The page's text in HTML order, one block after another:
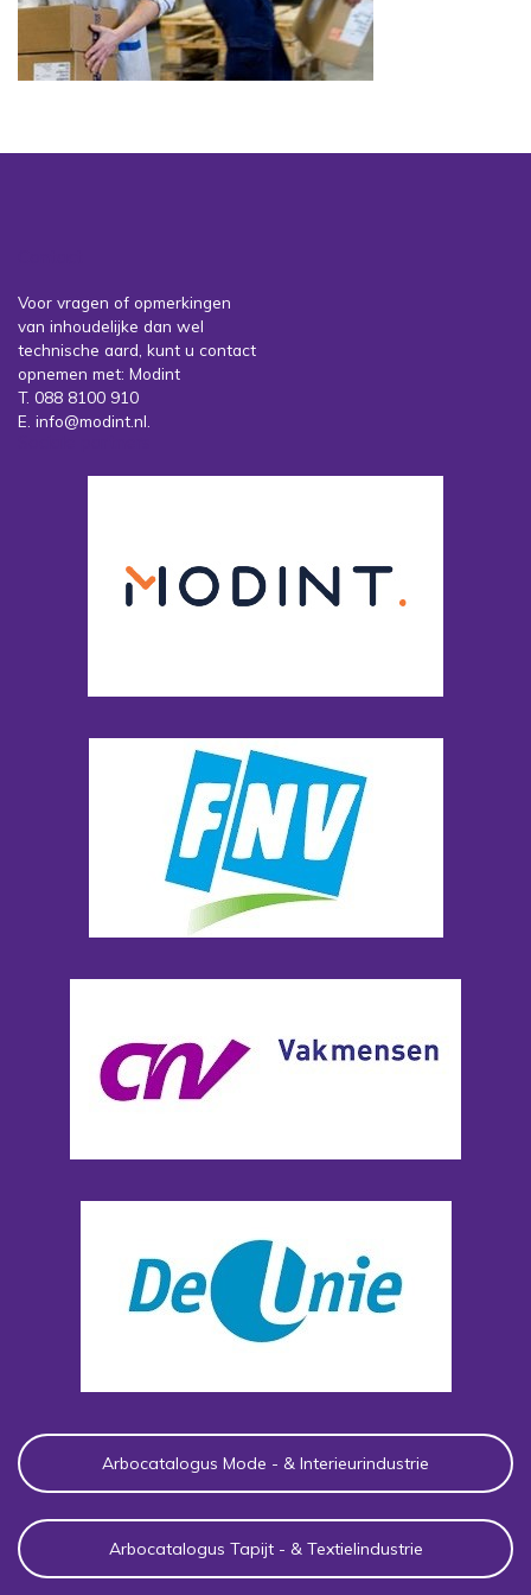
Voor vragen of opmerkingen
van inhoudelijke dan wel
technische aard, kunt u contact
opnemen met: Modint
T. 088 8100 910
E. info@modint.nl.
Arbocatalogus Mode - & Interieurindustrie
Arbocatalogus Tapijt - & Textielindustrie